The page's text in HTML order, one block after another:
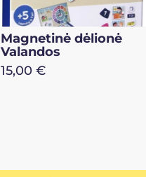
Medinė dėlionė
Lietuvos regionai
9,00€